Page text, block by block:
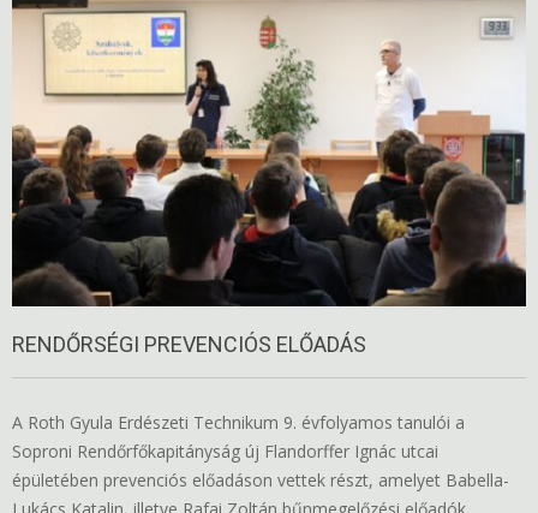
RENDŐRSÉGI PREVENCIÓS ELŐADÁS
A Roth Gyula Erdészeti Technikum 9. évfolyamos tanulói a
Soproni Rendőrfőkapitányság új Flandorffer Ignác utcai
épületében prevenciós előadáson vettek részt, amelyet Babella-